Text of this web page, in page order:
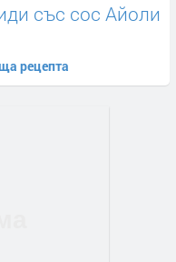
със сос Айоли
рецепта